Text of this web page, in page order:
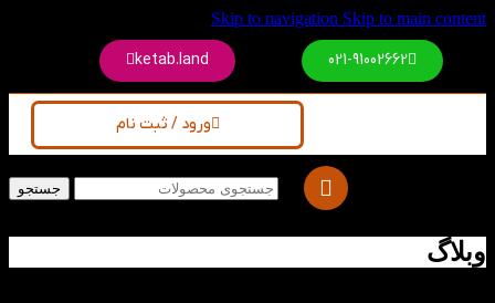
Skip to navigation Skip to main content
021-91002662
ketab.land
ورود / ثبت نام
جستجو
وبلاگ